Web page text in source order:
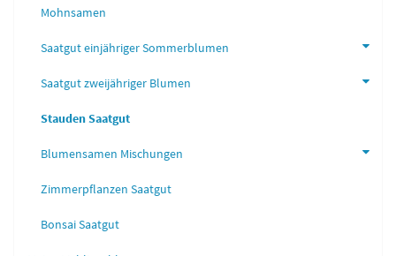
Mohnsamen
Saatgut einjähriger Sommerblumen
Saatgut zweijähriger Blumen
Stauden Saatgut
Blumensamen Mischungen
Zimmerpflanzen Saatgut
Bonsai Saatgut